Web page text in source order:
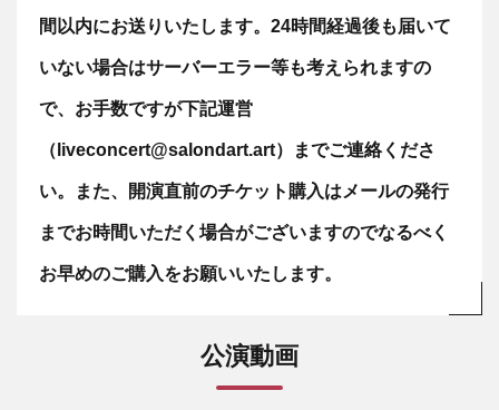
間以内にお送りいたします。24時間経過後も届いて
いない場合はサーバーエラー等も考えられますの
で、お手数ですが下記運営
（liveconcert@salondart.art）までご連絡くださ
い。また、開演直前のチケット購入はメールの発行
までお時間いただく場合がございますのでなるべく
お早めのご購入をお願いいたします。
公演動画